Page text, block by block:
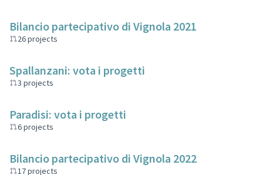
Bilancio partecipativo di Vignola 2021
26 projects
Spallanzani: vota i progetti
3 projects
Paradisi: vota i progetti
6 projects
Bilancio partecipativo di Vignola 2022
17 projects